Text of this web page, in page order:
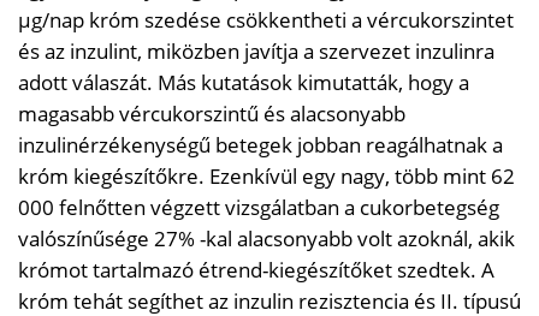
μg/nap króm szedése csökkentheti a vércukorszintet
és az inzulint, miközben javítja a szervezet inzulinra
adott válaszát. Más kutatások kimutatták, hogy a
magasabb vércukorszintű és alacsonyabb
inzulinérzékenységű betegek jobban reagálhatnak a
króm kiegészítőkre. Ezenkívül egy nagy, több mint 62
000 felnőtten végzett vizsgálatban a cukorbetegség
valószínűsége 27% -kal alacsonyabb volt azoknál, akik
krómot tartalmazó étrend-kiegészítőket szedtek. A
króm tehát segíthet az inzulin rezisztencia és II. típusú